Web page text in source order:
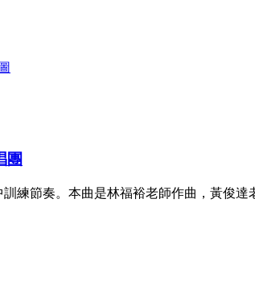
團
訓練節奏。本曲是林福裕老師作曲，黃